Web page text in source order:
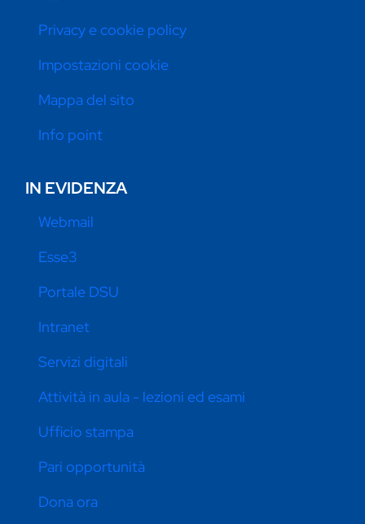
Privacy e cookie policy
Impostazioni cookie
Mappa del sito
Info point
IN EVIDENZA
Webmail
Esse3
Portale DSU
Intranet
Servizi digitali
Attività in aula - lezioni ed esami
Ufficio stampa
Pari opportunità
Dona ora